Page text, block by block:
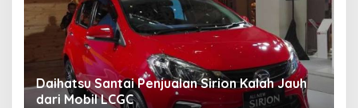
Daihatsu Santai Penjualan Sirion Kalah Jauh
dari Mobil LCGC